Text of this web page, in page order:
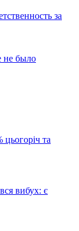
за
не было
цьогоріч та
вибух: є